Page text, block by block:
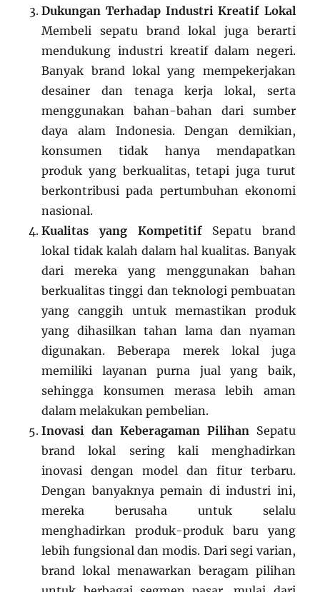
Dukungan Terhadap Industri Kreatif Lokal
Membeli sepatu brand lokal juga berarti
mendukung industri kreatif dalam negeri.
Banyak brand lokal yang mempekerjakan
desainer dan tenaga kerja lokal, serta
menggunakan bahan-bahan dari sumber
daya alam Indonesia. Dengan demikian,
konsumen tidak hanya mendapatkan
produk yang berkualitas, tetapi juga turut
berkontribusi pada pertumbuhan ekonomi
nasional.
Kualitas yang KompetitifSepatu brand
lokal tidak kalah dalam hal kualitas. Banyak
dari mereka yang menggunakan bahan
berkualitas tinggi dan teknologi pembuatan
yang canggih untuk memastikan produk
yang dihasilkan tahan lama dan nyaman
digunakan. Beberapa merek lokal juga
memiliki layanan purna jual yang baik,
sehingga konsumen merasa lebih aman
dalam melakukan pembelian.
Inovasi dan Keberagaman Pilihan Sepatu
brand lokal sering kali menghadirkan
inovasi dengan model dan fitur terbaru.
Dengan banyaknya pemain di industri ini,
mereka berusaha untuk selalu
menghadirkan produk-produk baru yang
lebih fungsional dan modis. Dari segi varian,
brand lokal menawarkan beragam pilihan